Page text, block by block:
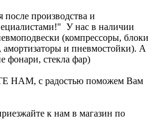
после производства и
У нас в наличии
(компрессоры, блоки
и пневмостойки). А
фонари, стекла фар)
с радостью поможем Вам
к нам в магазин по